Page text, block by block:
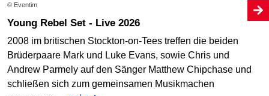
© Eventim
Young Rebel Set - Live 2026
2008 im britischen Stockton-on-Tees treffen die beiden
Brüderpaare Mark und Luke Evans, sowie Chris und
Andrew Parmely auf den Sänger Matthew Chipchase und
schließen sich zum gemeinsamen Musikmachen